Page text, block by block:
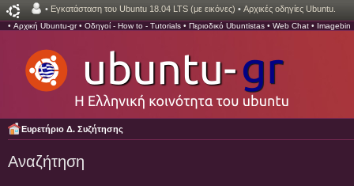
• Εγκατάσταση του Ubuntu 18.04 LTS (με εικόνες) • Αρχικές οδηγίες Ubuntu.
• Αρχική Ubuntu-gr• Οδηγοί - How to - Tutorials • Περιοδικό Ubuntistas • Web Chat • Imagebin
Ευρετήριο Δ. Συζήτησης
Αναζήτηση